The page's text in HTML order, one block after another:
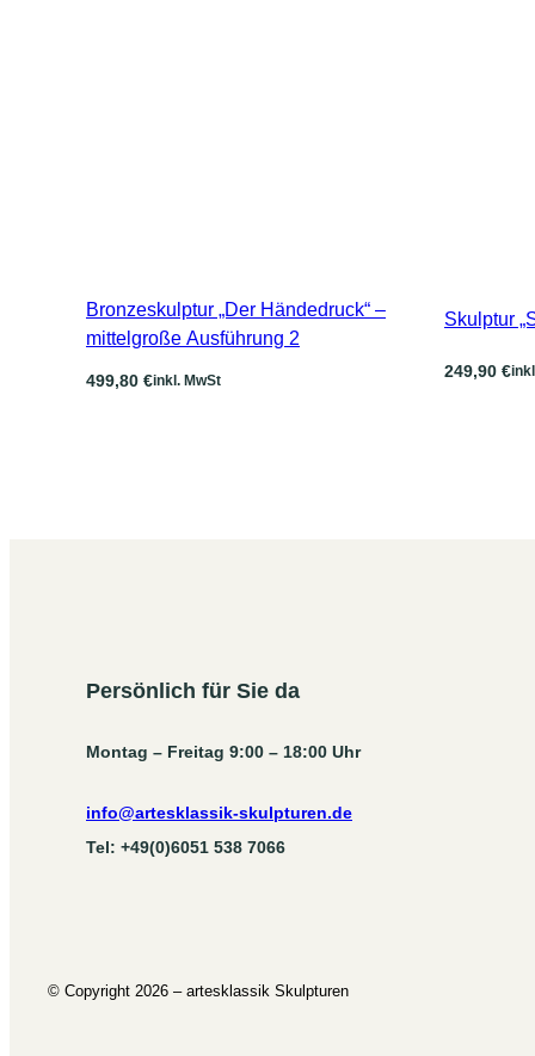
Bronzeskulptur „Der Händedruck“ –
mittelgroße Ausführung 2
499,80 €inkl. MwSt
Skulptur
249,90 €
Persönlich für Sie da
Montag – Freitag 9:00 – 18:00 Uhr
info@artesklassik-skulpturen.de
Tel: +49(0)6051 538 7066
© Copyright 2026 – artesklassik Skulpturen